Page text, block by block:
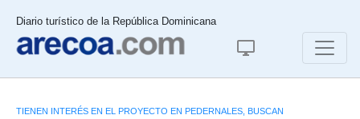
Diario turístico de la República Dominicana
TIENEN INTERÉS EN EL PROYECTO EN PEDERNALES, BUSCAN